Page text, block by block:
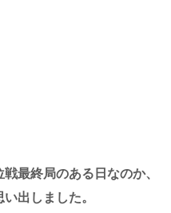
最終局のある日なのか、
出しました。